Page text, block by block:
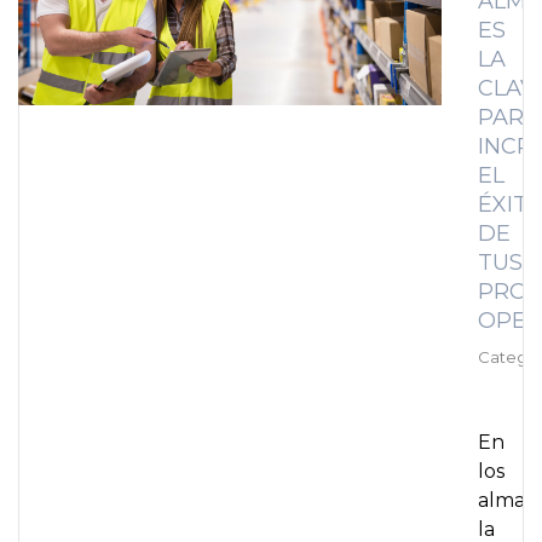
ES
LA
PARA
EL
DE
TUS
En
los
la